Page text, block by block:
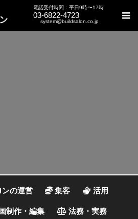
電話受付時間：平日9時〜17時
03-6822-4723
system@buildsalon.co.jp
ンの運営 集客 活用
制作・編集 法務・実務